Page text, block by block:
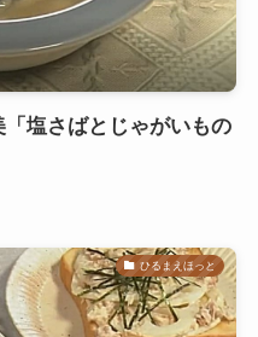
「塩さばとじゃがいもの
ひるまえほっと